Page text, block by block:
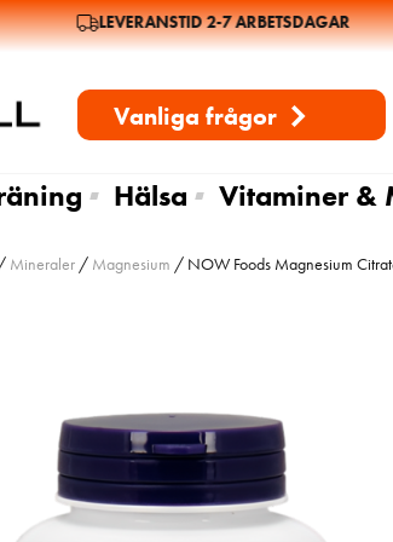
LEVERANSTID 2-7 ARBETSDAGAR
Vanliga frågor
Hälsa Vitaminer &
Mineraler / Magnesium / NOW Foods Magnesium